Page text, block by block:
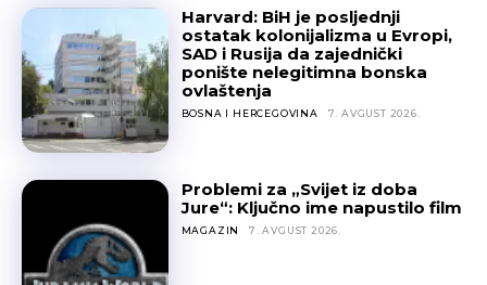
Harvard: BiH je posljednji
ostatak kolonijalizma u Evropi,
SAD i Rusija da zajednički
ponište nelegitimna bonska
ovlaštenja
BOSNA I HERCEGOVINA 7. AVGUST 2026.
Problemi za „Svijet iz doba
Jure“: Ključno ime napustilo film
MAGAZIN 7. AVGUST 2026.